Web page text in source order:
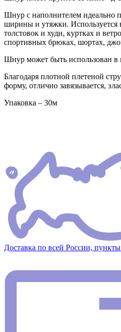
Шнур с наполнителем идеально
ширины и утяжки.
толстовок и худи, куртках и
спортивных брюках, шортах,
Шнур может быть использован в
Благодаря плотной плетеной
форму, отлично завязывается,
Упаковка – 30м
Доставка по всей России,